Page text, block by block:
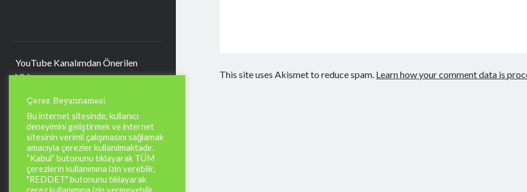
YouTube Kanalımdan Önerilen
Video
Video
oynatıcı
00:00 04:57
This site uses Akismet to reduce spam. Learn how your comment data is
Çerez Beyannamesi
Bu internet sitesinde, kullanıcı
deneyimini geliştirmek ve internet
sitesinin verimli çalışmasını sağlamak
amacıyla çerezler kullanılmaktadır.
“Kabul” butonunu tıklayarak TÜM
çerezlerin kullanımına izin verebilir,
"REDDET" butonunu tıklayarak
çerez kullanımına izin vermeyebilir,